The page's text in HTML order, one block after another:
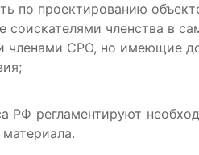
по проектированию
членства в
членами СРО, но имеющие
РФ регламентируют